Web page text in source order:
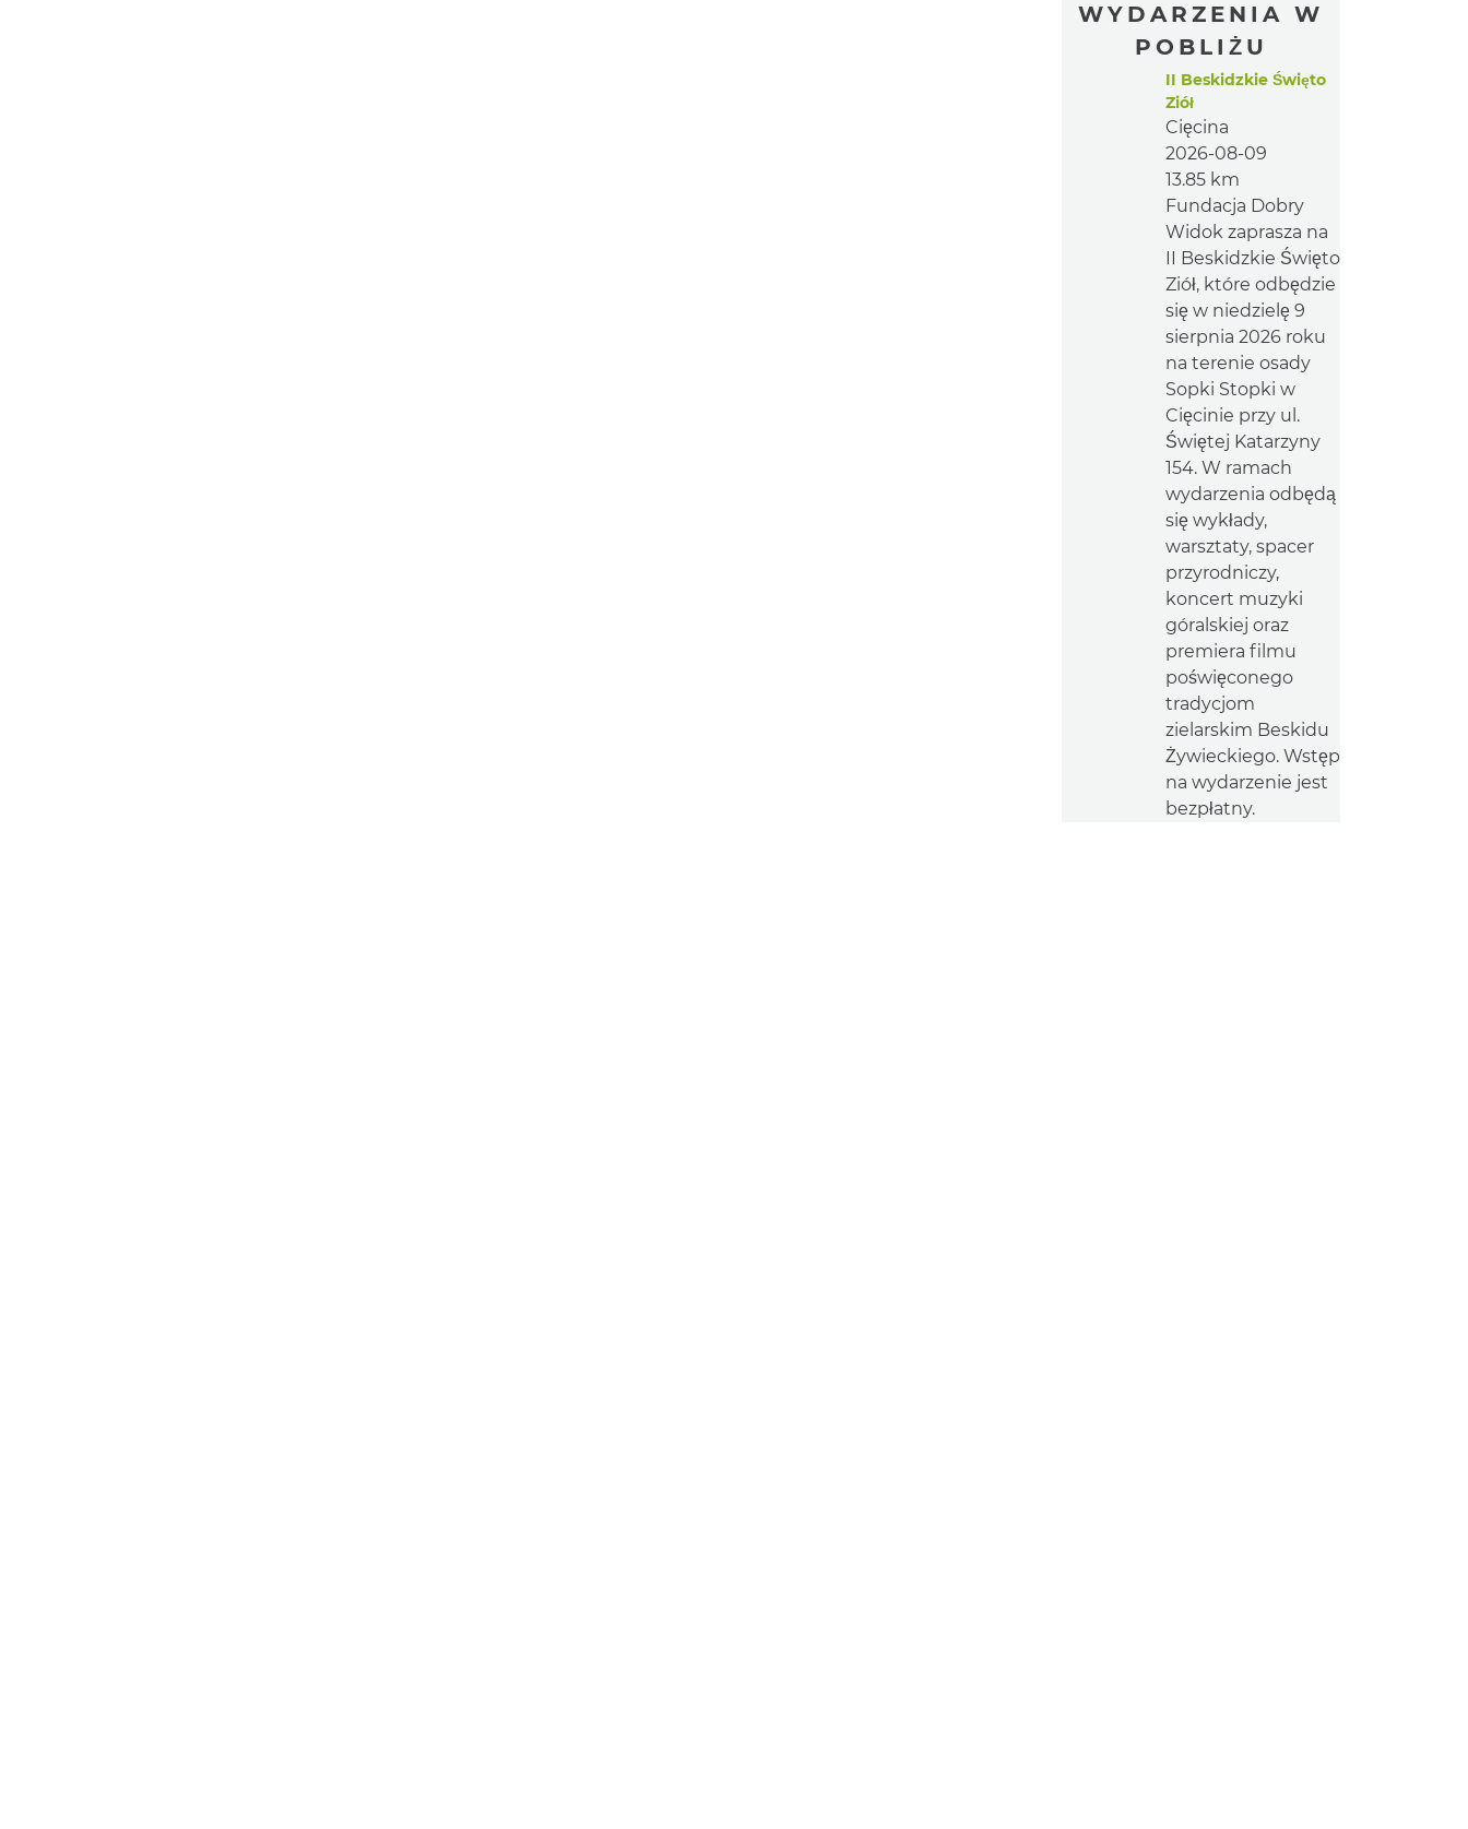
WYDARZENIA W
POBLIŻU
II Beskidzkie Święto
Ziół
Cięcina
2026-08-09
13.85 km
Fundacja Dobry
Widok zaprasza na
II Beskidzkie Święto
Ziół, które odbędzie
się w niedzielę 9
sierpnia 2026 roku
na terenie osady
Sopki Stopki w
Cięcinie przy ul.
Świętej Katarzyny
154. W ramach
wydarzenia odbędą
się wykłady,
warsztaty, spacer
przyrodniczy,
koncert muzyki
góralskiej oraz
premiera filmu
poświęconego
tradycjom
zielarskim Beskidu
Żywieckiego. Wstęp
na wydarzenie jest
bezpłatny.